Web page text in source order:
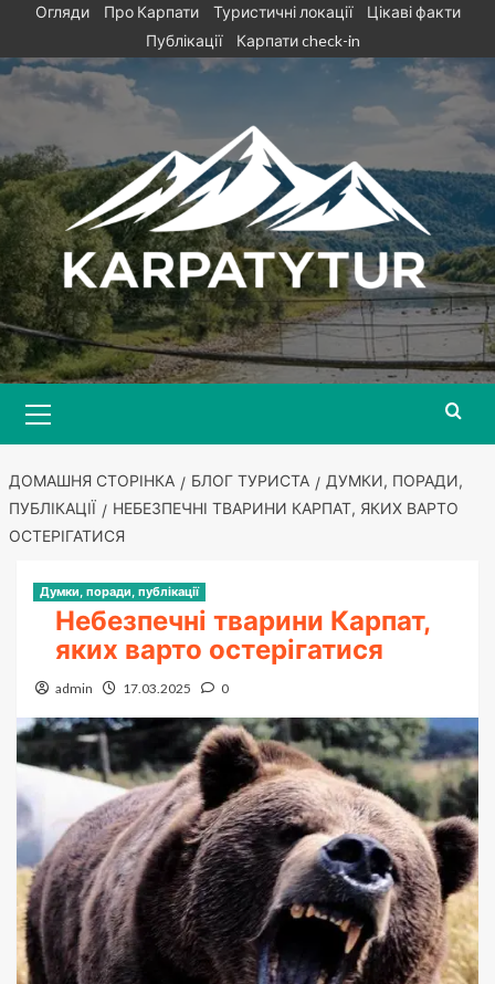
content
Огляди Про Карпати Туристичні локації
Цікаві факти
Публікації
Карпати check-in
Menu
ДОМАШНЯ СТОРІНКА БЛОГ ТУРИСТА
ДУМКИ, ПОРАДИ,
ПУБЛІКАЦІЇ
НЕБЕЗПЕЧНІ ТВАРИНИ КАРПАТ, ЯКИХ ВАРТО
ОСТЕРІГАТИСЯ
Думки, поради, публікації
Небезпечні тварини Карпат,
яких варто остерігатися
admin 17.03.2025 0